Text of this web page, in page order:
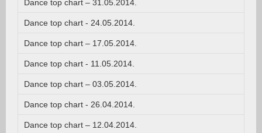
Dance top chart – 31.05.2014.
Dance top chart - 24.05.2014.
Dance top chart – 17.05.2014.
Dance top chart - 11.05.2014.
Dance top chart – 03.05.2014.
Dance top chart - 26.04.2014.
Dance top chart – 12.04.2014.